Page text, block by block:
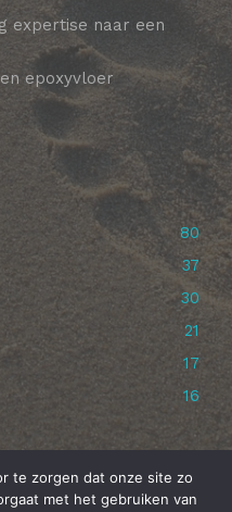
expertise naar een
epoxyvloer
80
37
30
21
17
16
te zorgen dat onze site zo
met het gebruiken van